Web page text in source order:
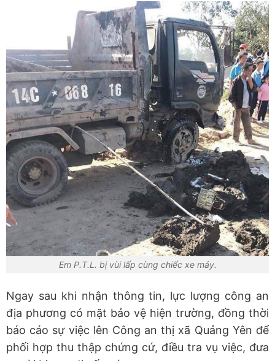
Em P.T.L. bị vùi lấp cùng chiếc xe máy.
Ngay sau khi nhận thông tin, lực lượng công an
địa phương có mặt bảo vệ hiện trường, đồng thời
báo cáo sự việc lên Công an thị xã Quảng Yên để
phối hợp thu thập chứng cứ, điều tra vụ việc, đưa